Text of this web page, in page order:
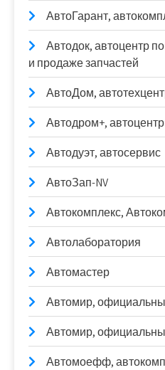
АвтоГарант,
Автодок, автоцентр
и продаже запчастей
АвтоДом,
Автодром+, автоцентр
Автодуэт, автосервис
АвтоЗап-NV
Автокомплекс,
Автолаборатория
Автомастер
Автомир,
Автомир,
Автомоефф,